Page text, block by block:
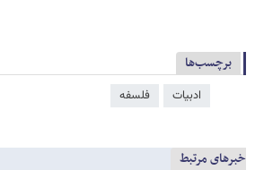
برچسب‌ها
ادبیات فلسفه
خبرهای مرتبط